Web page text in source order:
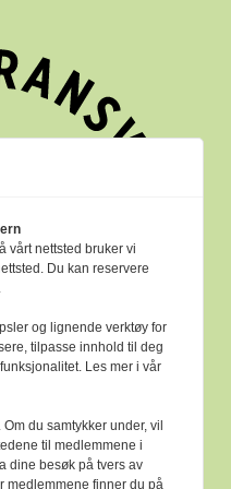
etterVer Varsam -
vårt nettsted bruker vi
Du kan reservere
og lignende verktøy for
tilpasse innhold til deg
Les mer i vår
du samtykker under, vil
til medlemmene i
dine besøk på tvers av
medlemmene finner du på